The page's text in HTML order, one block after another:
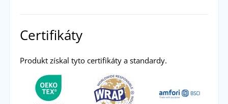
Certifikáty
Produkt získal tyto certifikáty a standardy.